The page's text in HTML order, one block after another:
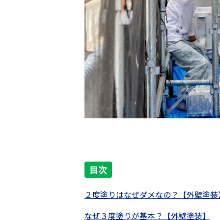
目次
２度塗りはなぜダメなの？【外壁塗
なぜ３度塗りが基本？【外壁塗装】